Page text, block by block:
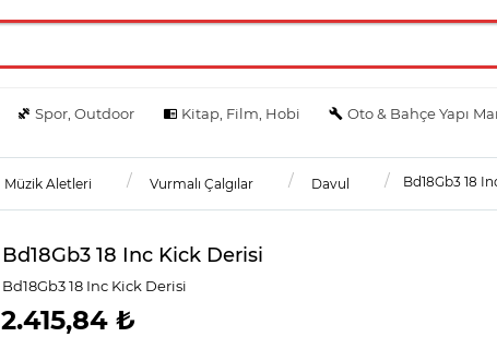
Spor, Outdoor Kitap, Film, Hobi Oto & Bahçe Yapı
Müzik Aletleri Vurmalı Çalgılar Davul Bd18Gb3 18
Bd18Gb3 18 Inc Kick Derisi
Bd18Gb3 18 Inc Kick Derisi
2.415,84 ₺